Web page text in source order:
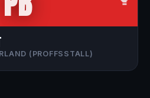
(PROFFSSTALL)